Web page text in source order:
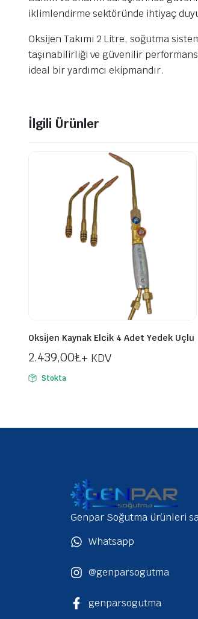
iklimlendirme sektöründe ihtiyaç
Oksijen Takımı 2 Litre, soğutma
taşınabilirliği ve güvenilir
ideal bir yardımcı ekipmandır.
İlgili Ürünler
Oksi̇jen Kaynak Elci̇k 4 Adet Yedek Uçlu
2.439,00₺+ KDV
Stokta
Genpar Soğutma ürünleri
Whatsapp
@genparsogutma
genparsogutma